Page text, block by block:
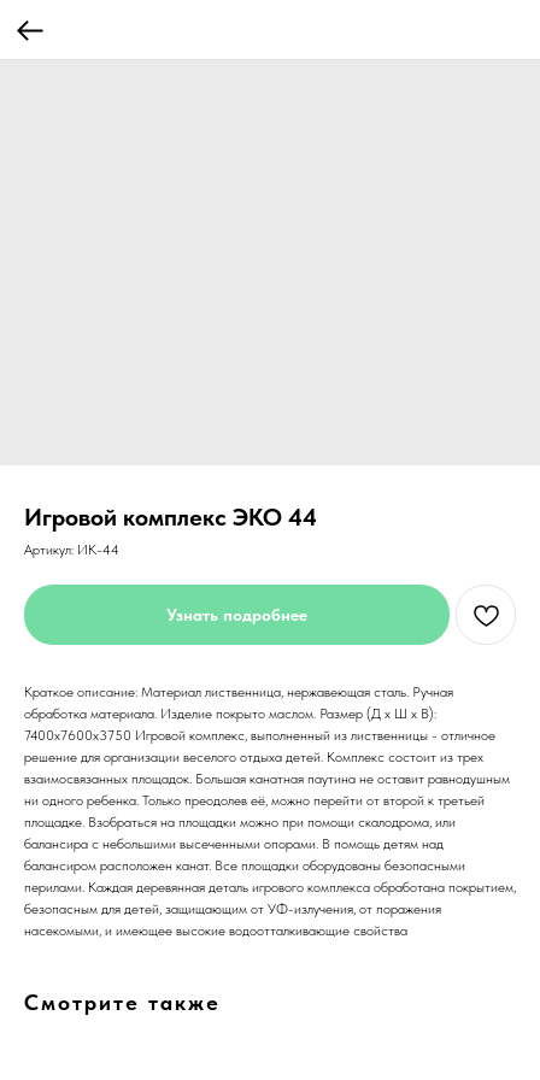
Игровой комплекс ЭКО 44
Артикул: ИК-44
Узнать подробнее
Краткое описание: Материал лиственница, нержавеющая сталь. Ручная
обработка материала. Изделие покрыто маслом. Размер (Д x Ш x В):
7400х7600х3750 Игровой комплекс, выполненный из лиственницы - отличное
решение для организации веселого отдыха детей. Комплекс состоит из трех
взаимосвязанных площадок. Большая канатная паутина не оставит равнодушным
ни одного ребенка. Только преодолев её, можно перейти от второй к третьей
площадке. Взобраться на площадки можно при помощи скалодрома, или
балансира с небольшими высеченными опорами. В помощь детям над
балансиром расположен канат. Все площадки оборудованы безопасными
перилами. Каждая деревянная деталь игрового комплекса обработана покрытием,
безопасным для детей, защищающим от УФ-излучения, от поражения
насекомыми, и имеющее высокие водоотталкивающие свойства
Смотрите также